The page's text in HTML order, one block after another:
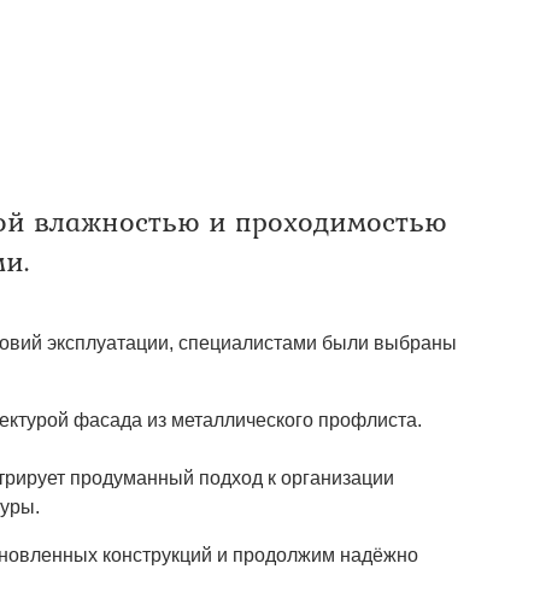
влажностью и проходимостью
эксплуатации, специалистами были выбраны
фасада из металлического профлиста.
продуманный подход к организации
конструкций и продолжим надёжно